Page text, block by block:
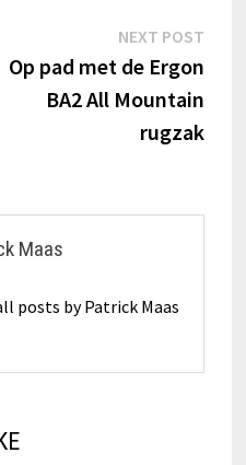
NEXT POST
Op pad met de Ergon
BA2 All Mountain
rugzak
Maas
posts by Patrick Maas